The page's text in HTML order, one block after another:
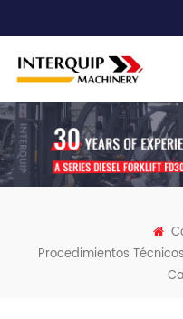
Procedimientos